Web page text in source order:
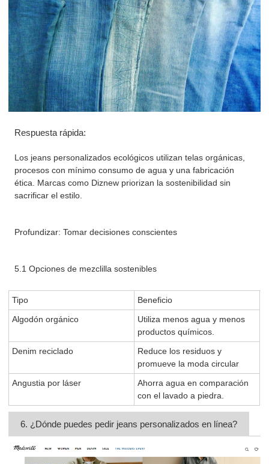
Respuesta rápida:
Los jeans personalizados ecológicos utilizan telas orgánicas,
procesos con mínimo consumo de agua y una fabricación
ética. Marcas como Diznew priorizan la sostenibilidad sin
sacrificar el estilo.
Profundizar: Tomar decisiones conscientes
5.1 Opciones de mezclilla sostenibles
Tipo
Beneficio
Algodón orgánico
Utiliza menos agua y menos
productos químicos.
Denim reciclado
Reduce los residuos y
promueve la moda circular
Angustia por láser
Ahorra agua en comparación
con el lavado a piedra.
6. ¿Dónde puedes pedir jeans personalizados en línea?